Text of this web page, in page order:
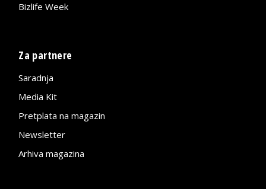
Bizlife Week
Za partnere
Saradnja
Media Kit
Pretplata na magazin
Newsletter
Arhiva magazina